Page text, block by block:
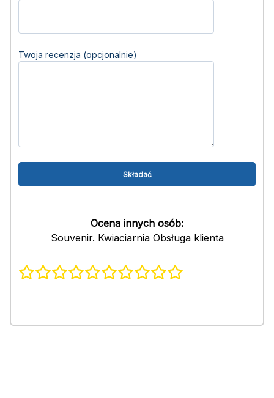
Twoja recenzja (opcjonalnie)
Ocena innych osób:
Souvenir. Kwiaciarnia Obsługa klienta